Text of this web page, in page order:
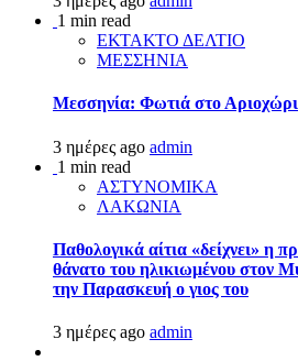
1 min read
ΕΚΤΑΚΤΟ ΔΕΛΤΙΟ
ΜΕΣΣΗΝΙΑ
Μεσσηνία: Φωτιά στο Αριοχώρι
3 ημέρες ago admin
1 min read
ΑΣΤΥΝΟΜΙΚΑ
ΛΑΚΩΝΙΑ
Παθολογικά αίτια «δείχνει» η
θάνατο του ηλικιωμένου στον
την Παρασκευή ο γιος του
3 ημέρες ago admin